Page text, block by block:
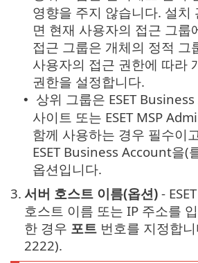
영향을 주지 않습니다. 설치
면 현재 사용자의 접근 그룹
접근 그룹은 개체의 정적 그
사용자의 접근 권한에 따라
권한을 설정합니다.
•
상위 그룹은 ESET
사이트 또는 ESET MSP
함께 사용하는 경우 필수이
ESET Business Account을(
옵션입니다.
3. 서버 호스트 이름(옵션) -
호스트 이름 또는 IP 주소를
한 경우 포트 번호를 지정합
2222).